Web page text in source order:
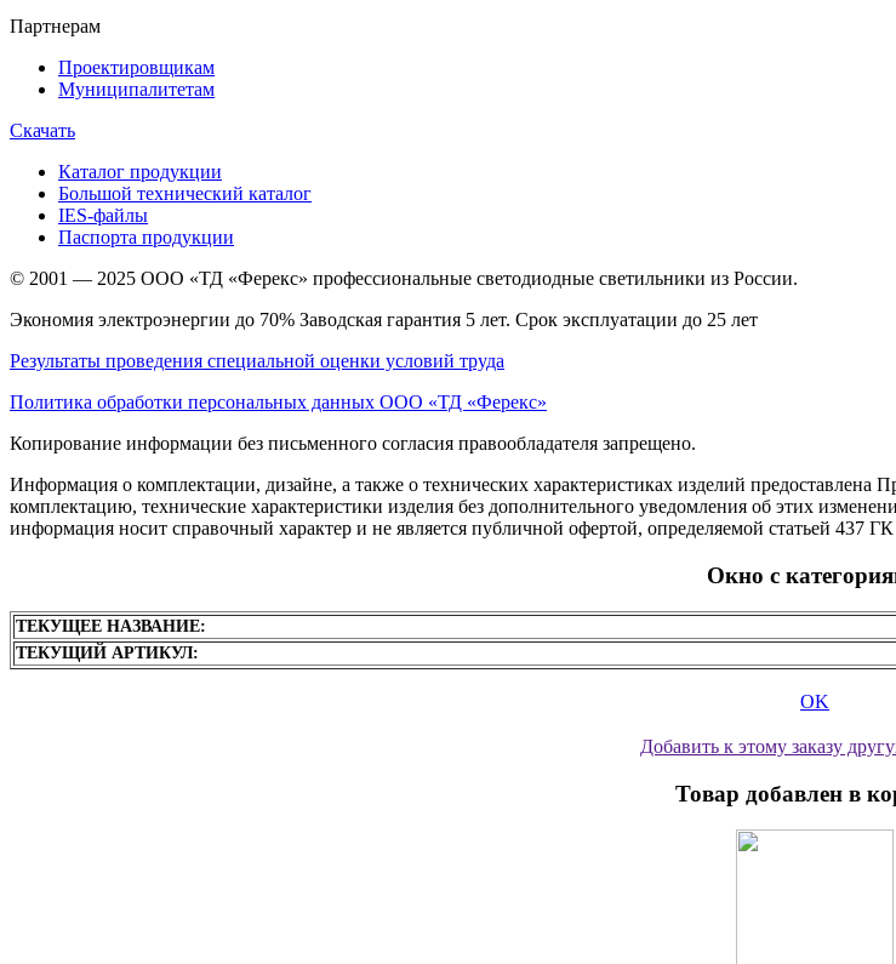
Партнерам
Проектировщикам
Муниципалитетам
Скачать
Каталог продукции
Большой технический каталог
IES-файлы
Паспорта продукции
© 2001 — 2025 ООО «ТД «Ферекс» профессиональные светодиодные светильники из России.
Экономия электроэнергии до 70% Заводская гарантия 5 лет. Срок эксплуатации до 25 лет
Результаты проведения специальной оценки условий труда
Политика обработки персональных данных ООО «ТД «Ферекс»
Копирование информации без письменного согласия правообладателя запрещено.
Информация о комплектации, дизайне, а также о технических характеристиках изделий предоставлена
комплектацию, технические характеристики изделия без дополнительного уведомления об этих
информация носит справочный характер и не является публичной офертой, определяемой статьей 437
Окно с
ТЕКУЩЕЕ НАЗВАНИЕ:
ТЕКУЩИЙ АРТИКУЛ:
OK
Добавить к этому заказу
Товар добавлен в